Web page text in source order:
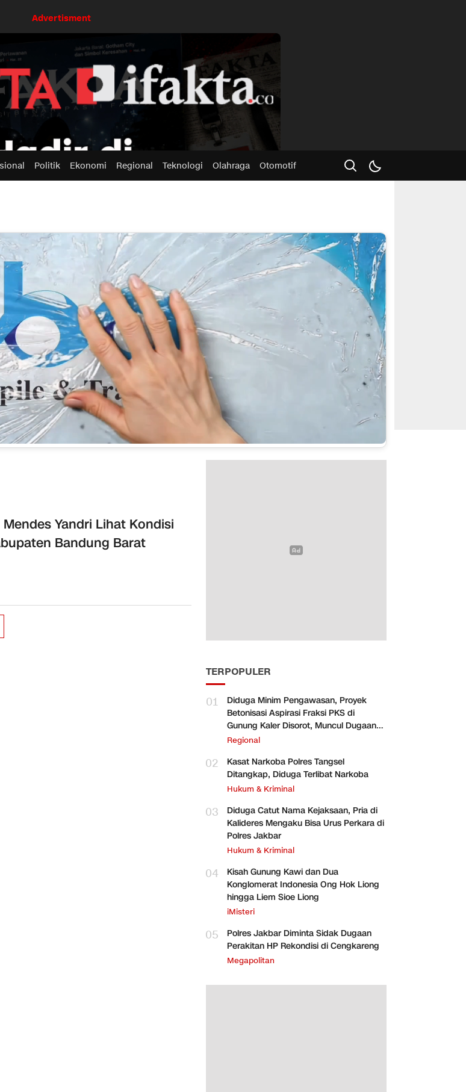
Advertisment
Politik Ekonomi Regional Teknologi Olahraga Otomotif
Yandri Lihat Kondisi
Bandung Barat
TERPOPULER
01
Diduga Minim Pengawasan, Proyek
Betonisasi Aspirasi Fraksi PKS di
Gunung Kaler Disorot, Muncul Dugaan
Pengurangan Volume
Regional
02
Kasat Narkoba Polres Tangsel
Ditangkap, Diduga Terlibat Narkoba
Hukum & Kriminal
03
Diduga Catut Nama Kejaksaan, Pria di
Kalideres Mengaku Bisa Urus Perkara di
Polres Jakbar
Hukum & Kriminal
04
Kisah Gunung Kawi dan Dua
Konglomerat Indonesia Ong Hok Liong
hingga Liem Sioe Liong
iMisteri
05
Polres Jakbar Diminta Sidak Dugaan
Perakitan HP Rekondisi di Cengkareng
Megapolitan